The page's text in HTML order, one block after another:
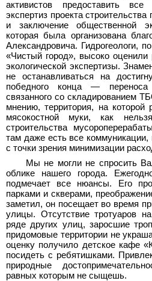
активистов предоставить
экспертиз проекта
и заключение общественной
которая была организована
Александровича. Гидрогеологи,
«Чистый город», высоко оценили
экологической экспертизы.
не останавливаться на
победного конца — переноса
связанного со складированием
мнению, территория, на которой
мясокостной муки, как
строительства
там даже есть все
с точки зрения минимизации
Мы не могли не спросить
облике нашего города.
подмечает все нюансы. Его
парками и скверами,
заметил, он посещает во время
улицы. Отсутствие тротуаров
ряде других улиц, заросшие
придомовые территории не
оценку получило детское кафе
посидеть с ребятишками.
природные
равных которым не сыщешь.